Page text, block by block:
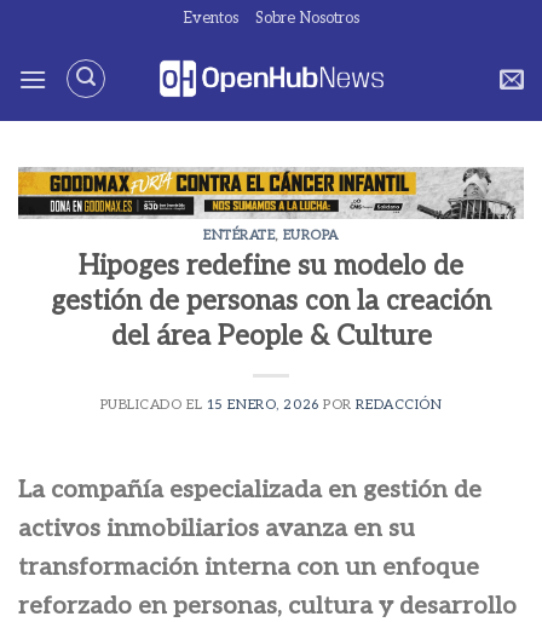
contenido
Eventos Sobre Nosotros
ENTÉRATE, EUROPA
Hipoges redefine su modelo de
gestión de personas con la creación
del área People & Culture
PUBLICADO EL 15 ENERO, 2026 PORREDACCIÓN
La compañía especializada en gestión de
activos inmobiliarios avanza en su
transformación interna con un enfoque
reforzado en personas, cultura y desarrollo